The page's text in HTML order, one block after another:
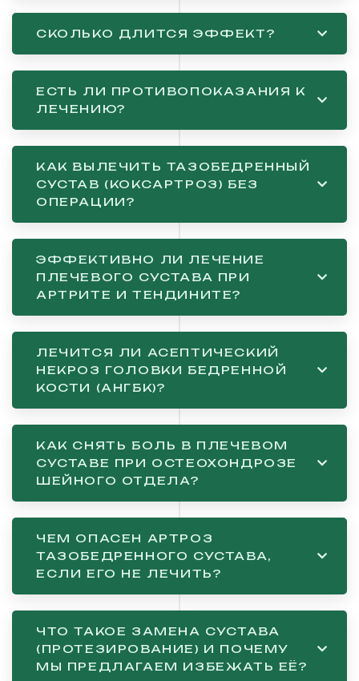
СКОЛЬКО ДЛИТСЯ ЭФФЕКТ?
ЕСТЬ ЛИ ПРОТИВОПОКАЗАНИЯ К
ЛЕЧЕНИЮ?
КАК ВЫЛЕЧИТЬ ТАЗОБЕДРЕННЫЙ
СУСТАВ (КОКСАРТРОЗ) БЕЗ
ОПЕРАЦИИ?
ЭФФЕКТИВНО ЛИ ЛЕЧЕНИЕ
ПЛЕЧЕВОГО СУСТАВА ПРИ
АРТРИТЕ И ТЕНДИНИТЕ?
ЛЕЧИТСЯ ЛИ АСЕПТИЧЕСКИЙ
НЕКРОЗ ГОЛОВКИ БЕДРЕННОЙ
КОСТИ (АНГБК)?
КАК СНЯТЬ БОЛЬ В ПЛЕЧЕВОМ
СУСТАВЕ ПРИ ОСТЕОХОНДРОЗЕ
ШЕЙНОГО ОТДЕЛА?
ЧЕМ ОПАСЕН АРТРОЗ
ТАЗОБЕДРЕННОГО СУСТАВА,
ЕСЛИ ЕГО НЕ ЛЕЧИТЬ?
ЧТО ТАКОЕ ЗАМЕНА СУСТАВА
(ПРОТЕЗИРОВАНИЕ) И ПОЧЕМУ
МЫ ПРЕДЛАГАЕМ ИЗБЕЖАТЬ ЕЁ?